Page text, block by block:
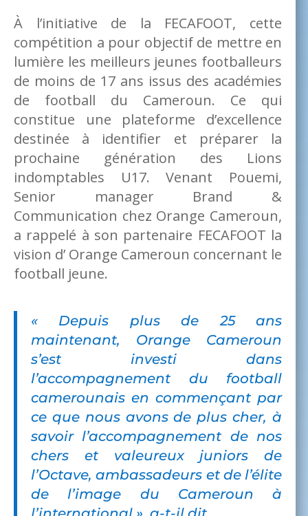
À l’initiative de la FECAFOOT, cette
compétition a pour objectif de mettre en
lumière les meilleurs jeunes footballeurs
de moins de 17 ans issus des académies
de football du Cameroun. Ce qui
constitue une plateforme d’excellence
destinée à identifier et préparer la
prochaine génération des Lions
indomptables U17. Venant Pouemi,
Senior manager Brand &
Communication chez Orange Cameroun,
a rappelé à son partenaire FECAFOOT la
vision d’ Orange Cameroun concernant le
football jeune.
« Depuis plus de 25 ans
maintenant, Orange Cameroun
s’est investi dans
l’accompagnement du football
camerounais en commençant par
ce que nous avons de plus cher, à
savoir l’accompagnement de nos
chers et valeureux juniors de
l’Octave, ambassadeurs et de l’élite
de l’image du Cameroun à